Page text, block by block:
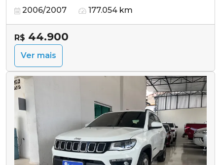
2006/2007 177.054 km
R$ 44.900
Ver mais